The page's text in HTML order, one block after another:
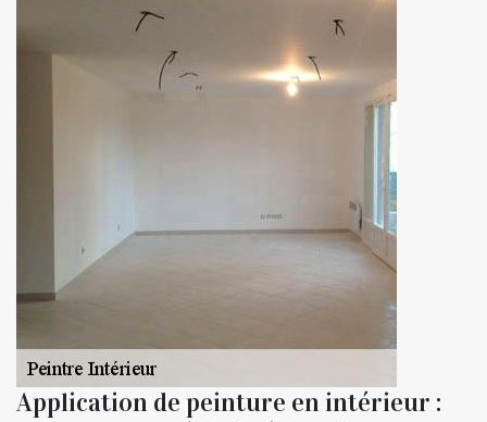
Application de peinture en intérieur :